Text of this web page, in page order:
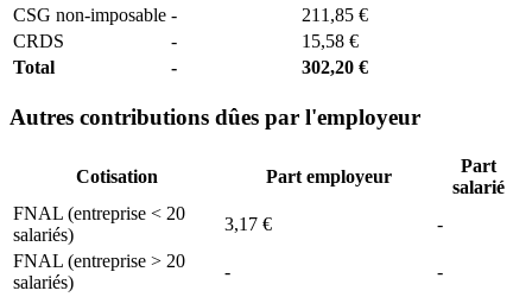
CSG non-imposable -
211,85 €
CRDS
-
15,58 €
Total
- 302,20 €
Autres contributions dûes par l'employeur
Cotisation Part employeur
Part
salarié
FNAL (entreprise < 20
salariés)
3,17 €
-
FNAL (entreprise > 20
salariés)
-
-